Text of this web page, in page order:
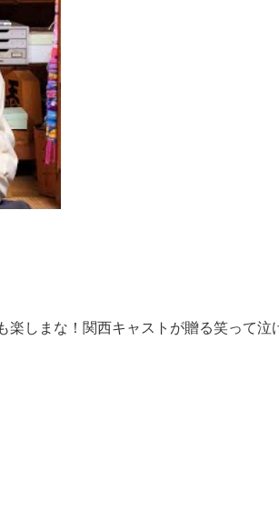
楽しまな！関西キャストが贈る笑って泣